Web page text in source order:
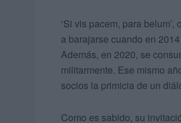
‘Si vis pacem, para
a barajarse cuando en
Además, en 2020, se
militarmente. Ese mismo
socios la primicia de un
Como es sabido, su